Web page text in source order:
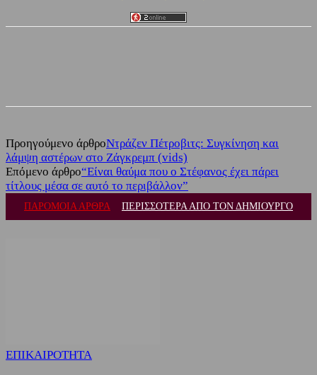
Προηγούμενο άρθροΝτράζεν Πέτροβιτς: Συγκίνηση και
λάμψη αστέρων στο Ζάγκρεμπ (vids)
Επόμενο άρθρο“Είναι θαύμα που ο Στέφανος έχει πάρει
τίτλους μέσα σε αυτό το περιβάλλον”
ΠΑΡΟΜΟΙΑ ΑΡΘΡΑ ΠΕΡΙΣΣΟΤΕΡΑ ΑΠΟ ΤΟΝ ΔΗΜΙΟΥΡΓΟ
ΕΠΙΚΑΙΡΟΤΗΤΑ